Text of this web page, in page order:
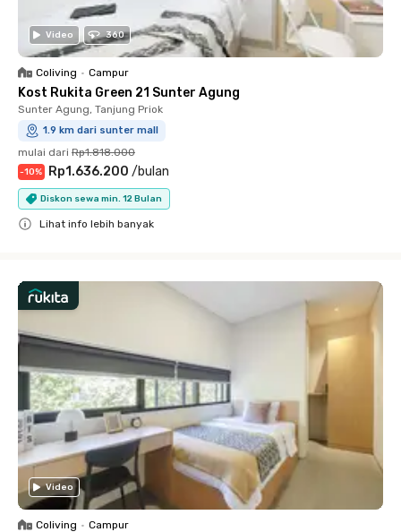
Video 360
Coliving • Campur
Kost Rukita Green 21 Sunter Agung
Sunter Agung, Tanjung Priok
1.9 km dari sunter mall
mulai dari Rp1.818.000
-10% Rp1.636.200 /bulan
Diskon sewa min. 12 Bulan
Lihat info lebih banyak
Video
Coliving • Campur